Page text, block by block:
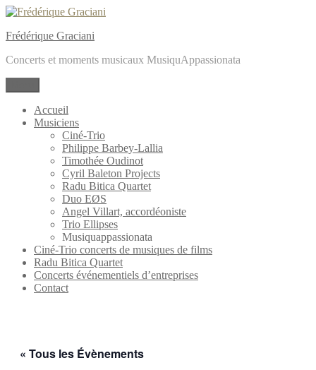
Aller
contenu
Frédérique Graciani
Concerts et moments musicaux MusiquAppassionata
Accueil
Musiciens
Ciné-Trio
Philippe Barbey-Lallia
Timothée Oudinot
Cyril Baleton Projects
Radu Bitica Quartet
Duo EØS
Angel Villart, accordéoniste
Trio Ellipses
Musiquappassionata
Ciné-Trio concerts de musiques de films
Radu Bitica Quartet
Concerts événementiels d’entreprises
Contact
« Tous les Évènements